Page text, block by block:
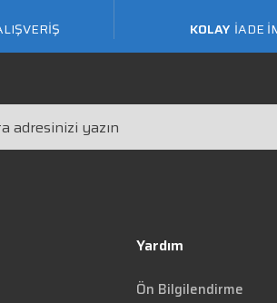
KOLAY İADE
Yardım
Ön Bilgilendirme